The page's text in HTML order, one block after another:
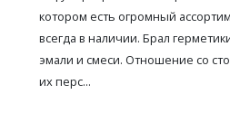
котором есть огромный
всегда в наличии. Брал
эмали и смеси. Отношение со
их перс...